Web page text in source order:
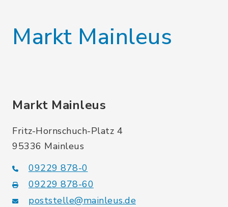
Markt Mainleus
Markt Mainleus
Fritz-Hornschuch-Platz 4
95336 Mainleus
09229 878-0
09229 878-60
poststelle@mainleus.de